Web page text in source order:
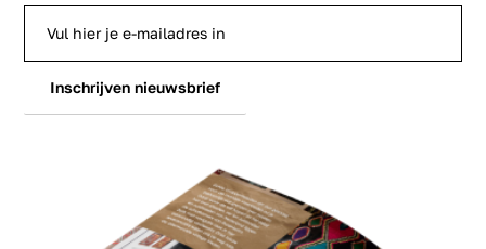
Inschrijven nieuwsbrief